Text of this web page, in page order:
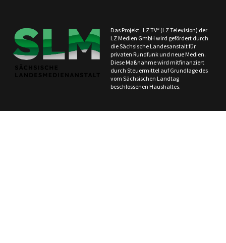
Das Projekt „LZ TV“ (LZ Television) der
LZ Medien GmbH wird gefördert durch
die Sächsische Landesanstalt für
privaten Rundfunk und neue Medien.
Diese Maßnahme wird mitfinanziert
durch Steuermittel auf Grundlage des
vom Sächsischen Landtag
beschlossenen Haushaltes.